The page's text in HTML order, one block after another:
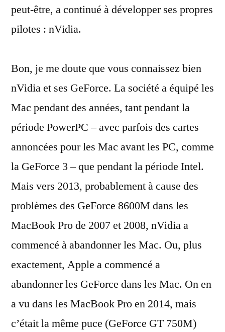
peut-être, a continué à développer ses propres
pilotes : nVidia.
Bon, je me doute que vous connaissez bien
nVidia et ses GeForce. La société a équipé les
Mac pendant des années, tant pendant la
période PowerPC – avec parfois des cartes
annoncées pour les Mac avant les PC, comme
la GeForce 3 – que pendant la période Intel.
Mais vers 2013, probablement à cause des
problèmes des GeForce 8600M dans les
MacBook Pro de 2007 et 2008, nVidia a
commencé à abandonner les Mac. Ou, plus
exactement, Apple a commencé a
abandonner les GeForce dans les Mac. On en
a vu dans les MacBook Pro en 2014, mais
c’était la même puce (GeForce GT 750M)